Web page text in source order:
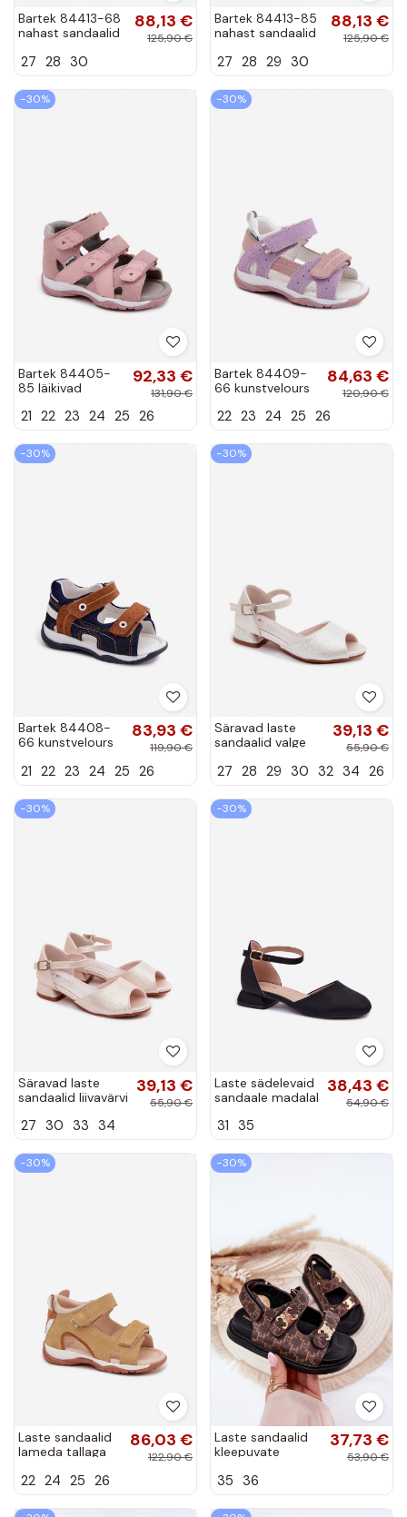
Bartek 84413-68
nahast sandaalid
tumesinises
88,13 €
125,90 €
27 28 30
Bartek 84413-85
nahast sandaalid
88,13 €
125,90 €
27 28 29 30
−30%
Bartek 84405-
85 läikivad
tüdrukutele
92,33 €
131,90 €
21 22 23 24 25 26
−30%
Bartek 84409-
66 kunstvelours
violetides
84,63 €
120,90 €
22 23 24 25 26
−30%
Bartek 84408-
66 kunstvelours
poistele sinise-
83,93 €
119,90 €
21 22 23 24 25 26
−30%
Säravad laste
sandaalid valge
39,13 €
55,90 €
27 28 29 30 32 34 26
−30%
Säravad laste
sandaalid liivavärvi
39,13 €
55,90 €
27 30 33 34
−30%
Laste sädelevaid
sandaale madalal
värvi Nelly
38,43 €
54,90 €
31 35
−30%
Laste sandaalid
lameda tallaga
liivakarva
86,03 €
122,90 €
22 24 25 26
−30%
Laste sandaalid
kleepuvate
kuldsete
37,73 €
53,90 €
35 36